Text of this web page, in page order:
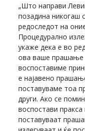
„Што направи
позадина никогаш
редоследот на
Процедурално
укаже дека е во
ова ваше прашање
воспоставиме
е најавено
поставуваме тоа
други. Ако се
воспостави
поставуваат